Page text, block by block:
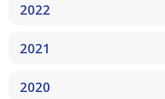
2022
2021
2020